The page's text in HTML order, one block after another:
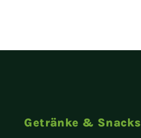
Getränke & Snacks